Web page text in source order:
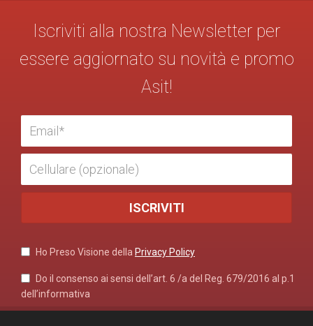
Iscriviti alla nostra Newsletter per
essere aggiornato su novità e promo
Asit!
Ho Preso Visione della Privacy Policy
Do il consenso ai sensi dell’art. 6 /a del Reg. 679/2016 al p.1
dell’informativa